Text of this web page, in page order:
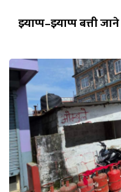
झ्याप्प–झ्याप्प बत्ती